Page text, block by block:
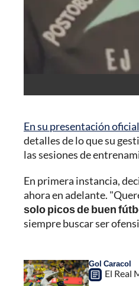
En su presentación
detalles de lo que su
las sesiones de
En primera instancia,
ahora en adelante.
solo picos de buen
siempre buscar ser
Gol Caracol
El Real